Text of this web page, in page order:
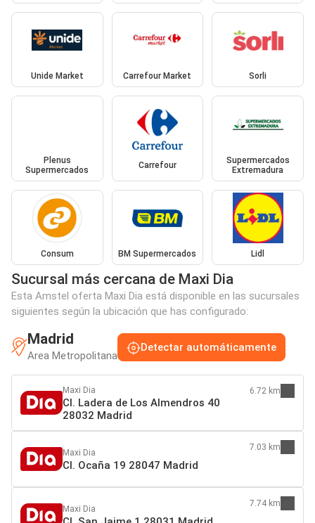
Unide Market Carrefour Market Sorli
Plenus
Supermercados
Carrefour
Supermercados
Extremadura
Consum BM Supermercados Lidl
Sucursal más cercana de Maxi Dia
Esta Amstel oferta Maxi Dia está disponible en las sucursales
siguientes según la ubicación que has configurado:
Madrid
Area Metropolitana
Detectar automáticamente
Maxi Dia
Cl. Ladera de Los Almendros 40
28032 Madrid
6.72 km
Maxi Dia
Cl. Ocaña 19 28047 Madrid
7.03 km
Maxi Dia
7.74 km